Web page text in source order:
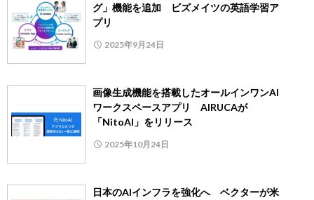
グ」機能を追加 ビズメイツの英語学習ア
プリ
2025年9月24日
画像生成機能を搭載したオールインワンAI
ワークスペースアプリ AIRUCAが
「NitoAI」をリリース
2025年10月24日
日本のAIインフラを強化へ ベクターが米